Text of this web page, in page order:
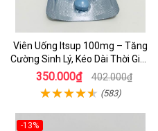
Viên Uống Itsup 100mg – Tăng
Cường Sinh Lý, Kéo Dài Thời Gian
Quan Hệ Cho Nam
350.000₫ 402.000₫
(583)
-13%